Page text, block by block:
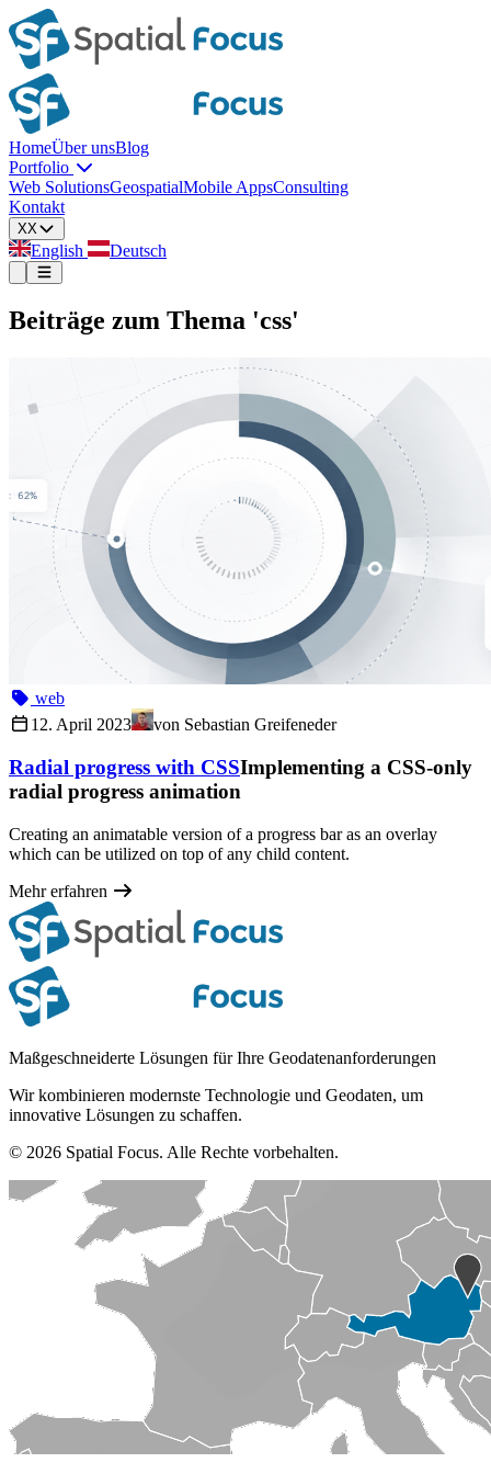
HomeÜber unsBlog
Portfolio
Web SolutionsGeospatialMobile AppsConsulting
Kontakt
XX
English Deutsch
Beiträge zum Thema 'css'
web
12. April 2023
von Sebastian Greifeneder
Radial progress with CSSImplementing a CSS-only
radial progress animation
Creating an animatable version of a progress bar as an overlay
which can be utilized on top of any child content.
Mehr erfahren
Maßgeschneiderte Lösungen für Ihre Geodatenanforderungen
Wir kombinieren modernste Technologie und Geodaten, um
innovative Lösungen zu schaffen.
© 2026 Spatial Focus. Alle Rechte vorbehalten.